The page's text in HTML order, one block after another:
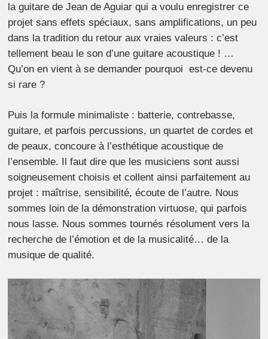
la guitare de Jean de Aguiar qui a voulu enregistrer ce
projet sans effets spéciaux, sans amplifications, un peu
dans la tradition du retour aux vraies valeurs : c’est
tellement beau le son d’une guitare acoustique ! …
Qu’on en vient à se demander pourquoi est-ce devenu
si rare ?
Puis la formule minimaliste : batterie, contrebasse,
guitare, et parfois percussions, un quartet de cordes et
de peaux, concoure à l’esthétique acoustique de
l’ensemble. Il faut dire que les musiciens sont aussi
soigneusement choisis et collent ainsi parfaitement au
projet : maîtrise, sensibilité, écoute de l’autre. Nous
sommes loin de la démonstration virtuose, qui parfois
nous lasse. Nous sommes tournés résolument vers la
recherche de l’émotion et de la musicalité… de la
musique de qualité.